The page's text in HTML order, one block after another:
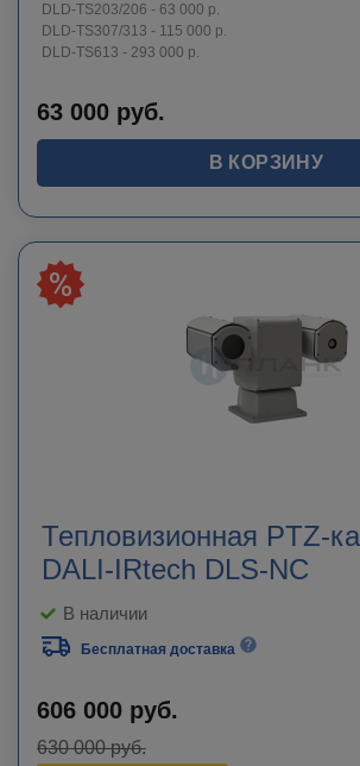
DLD-TS203/206 - 63 000 р.
DLD-TS307/313 - 115 000 р.
DLD-TS613 - 293 000 р.
63 000 руб.
В КОРЗИНУ
Тепловизионная PTZ-
DALI-IRtech DLS-NC
В наличии
Бесплатная доставка
606 000 руб.
630 000руб.